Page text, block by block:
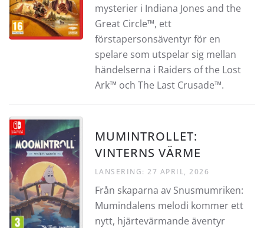
mysterier i Indiana Jones and the
Great Circle™, ett
förstapersonsäventyr för en
spelare som utspelar sig mellan
händelserna i Raiders of the Lost
Ark™ och The Last Crusade™.
MUMINTROLLET:
VINTERNS VÄRME
LANSERING: 27 APRIL, 2026
Från skaparna av Snusmumriken:
Mumindalens melodi kommer ett
nytt, hjärtevärmande äventyr